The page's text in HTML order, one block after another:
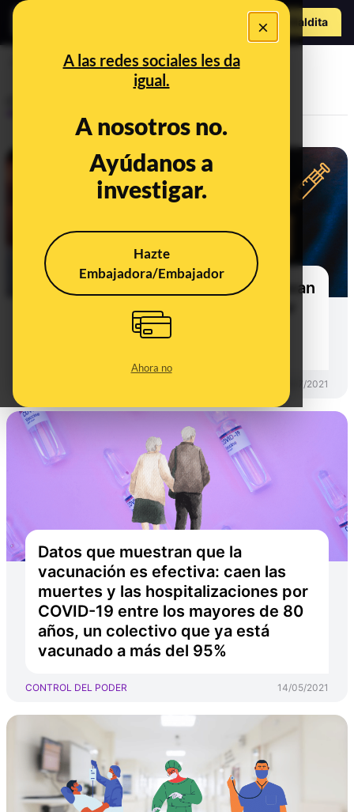
×
A las redes sociales les da
igual.
A nosotros no.
Ayúdanos a
investigar.
Hazte
Embajadora/Embajador
Ahora no
Hazte Maldito
fallecidos
Seis comunidades autónomas llevan
más de 100 días sin fallecidos por
COVID-19 en las residencias de
28/07/2021
Datos que muestran que la
vacunación es efectiva: caen las
muertes y las hospitalizaciones por
COVID-19 entre los mayores de 80
años, un colectivo que ya está
vacunado a más del 95%
CONTROL DEL PODER 14/05/2021